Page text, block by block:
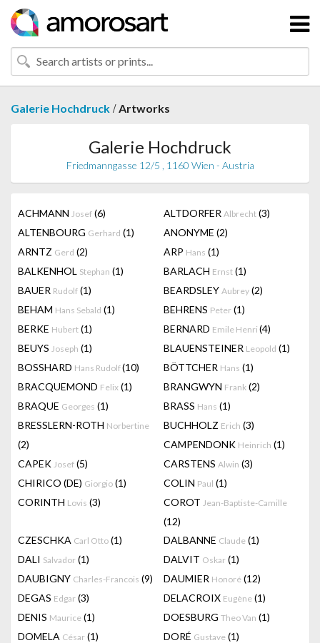
Galerie Hochdruck /Artworks
Galerie Hochdruck
Friedmanngasse 12/5 , 1160 Wien - Austria
ACHMANN Josef (6) ALTDORFER Albrecht (3)
ALTENBOURG Gerhard (1) ANONYME (2)
ARNTZ Gerd (2) ARP Hans (1)
BALKENHOL Stephan (1) BARLACH Ernst (1)
BAUER Rudolf (1) BEARDSLEY Aubrey (2)
BEHAM Hans Sebald (1) BEHRENS Peter (1)
BERKE Hubert (1) BERNARD Emile Henri (4)
BEUYS Joseph (1) BLAUENSTEINER Leopold (1)
BOSSHARD Hans Rudolf(10) BÖTTCHER Hans (1)
BRACQUEMOND Felix (1) BRANGWYN Frank (2)
BRAQUE Georges (1) BRASS Hans (1)
BRESSLERN-ROTH Norbertine
(2)
BUCHHOLZ Erich (3)
CAMPENDONK Heinrich (1)
CAPEK Josef (5) CARSTENS Alwin (3)
CHIRICO (DE) Giorgio (1) COLIN Paul (1)
CORINTH Lovis (3) COROT Jean-Baptiste-Camille
(12)
CZESCHKA Carl Otto (1) DALBANNE Claude (1)
DALI Salvador (1) DALVIT Oskar (1)
DAUBIGNY Charles-Francois (9) DAUMIER Honoré (12)
DEGAS Edgar (3) DELACROIX Eugène (1)
DENIS Maurice (1) DOESBURG Theo Van (1)
DOMELA César (1) DORÉ Gustave (1)